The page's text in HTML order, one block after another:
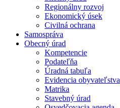
Regionálny rozvoj
Ekonomický úsek
Civilná ochrana
Samospráva
Obecný úrad
Kompetencie
Podateľňa
Úradná tabuľa
Evidencia obyvateľstva
Matrika
Stavebný úrad